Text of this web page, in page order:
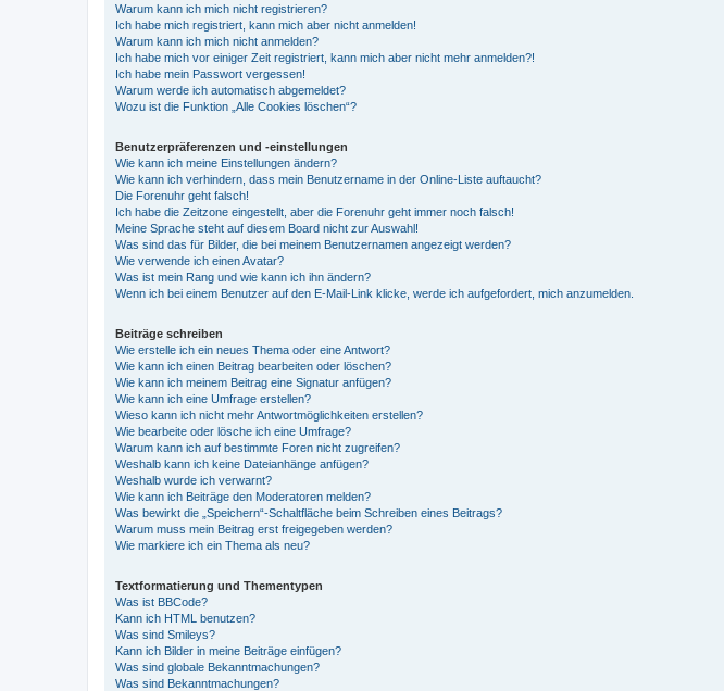
Warum kann ich mich nicht registrieren?
Ich habe mich registriert, kann mich aber nicht anmelden!
Warum kann ich mich nicht anmelden?
Ich habe mich vor einiger Zeit registriert, kann mich aber nicht mehr anmelden?!
Ich habe mein Passwort vergessen!
Warum werde ich automatisch abgemeldet?
Wozu ist die Funktion „Alle Cookies löschen“?
Benutzerpräferenzen und -einstellungen
Wie kann ich meine Einstellungen ändern?
Wie kann ich verhindern, dass mein Benutzername in der Online-Liste auftaucht?
Die Forenuhr geht falsch!
Ich habe die Zeitzone eingestellt, aber die Forenuhr geht immer noch falsch!
Meine Sprache steht auf diesem Board nicht zur Auswahl!
Was sind das für Bilder, die bei meinem Benutzernamen angezeigt werden?
Wie verwende ich einen Avatar?
Was ist mein Rang und wie kann ich ihn ändern?
Wenn ich bei einem Benutzer auf den E-Mail-Link klicke, werde ich aufgefordert, mich anzumelden.
Beiträge schreiben
Wie erstelle ich ein neues Thema oder eine Antwort?
Wie kann ich einen Beitrag bearbeiten oder löschen?
Wie kann ich meinem Beitrag eine Signatur anfügen?
Wie kann ich eine Umfrage erstellen?
Wieso kann ich nicht mehr Antwortmöglichkeiten erstellen?
Wie bearbeite oder lösche ich eine Umfrage?
Warum kann ich auf bestimmte Foren nicht zugreifen?
Weshalb kann ich keine Dateianhänge anfügen?
Weshalb wurde ich verwarnt?
Wie kann ich Beiträge den Moderatoren melden?
Was bewirkt die „Speichern“-Schaltfläche beim Schreiben eines Beitrags?
Warum muss mein Beitrag erst freigegeben werden?
Wie markiere ich ein Thema als neu?
Textformatierung und Thementypen
Was ist BBCode?
Kann ich HTML benutzen?
Was sind Smileys?
Kann ich Bilder in meine Beiträge einfügen?
Was sind globale Bekanntmachungen?
Was sind Bekanntmachungen?